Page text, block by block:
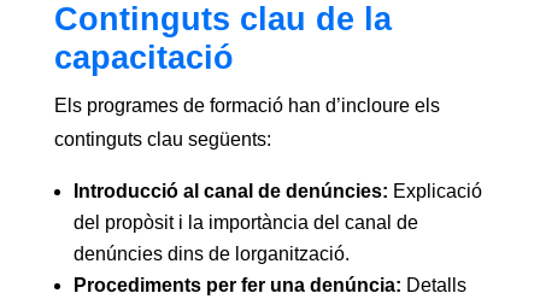
Continguts clau de la
capacitació
Els programes de formació han d’incloure els
continguts clau següents:
Introducció al canal de denúncies: Explicació
del propòsit i la importància del canal de
denúncies dins de lorganització.
Procediments per fer una denúncia: Detalls